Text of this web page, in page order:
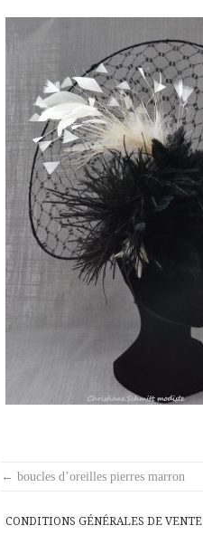
Post
← boucles d’oreilles pierres marron
CONDITIONS GÉNÉRALES DE VENTE